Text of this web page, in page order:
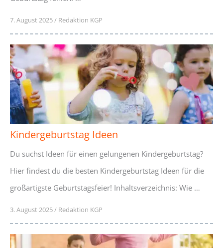
7. August 2025/ Redaktion KGP
Kindergeburtstag Ideen
Du suchst Ideen für einen gelungenen Kindergeburtstag?
Hier findest du die besten Kindergeburtstag Ideen für die
großartigste Geburtstagsfeier! Inhaltsverzeichnis: Wie …
3. August 2025/ Redaktion KGP